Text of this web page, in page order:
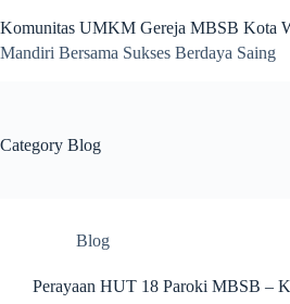
to
content
Komunitas UMKM Gereja MBSB Kota
Mandiri Bersama Sukses Berdaya Saing
Category Blog
Blog
Perayaan HUT 18 Paroki MBSB –